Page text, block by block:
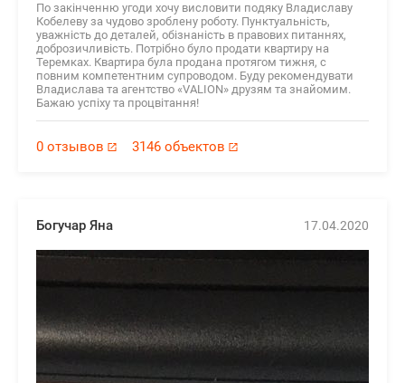
По закінченню угоди хочу висловити подяку Владиславу
Кобелеву за чудово зроблену роботу. Пунктуальність,
уважність до деталей, обізнаність в правових питаннях,
доброзичливість. Потрібно було продати квартиру на
Теремках. Квартира була продана протягом тижня, с
повним компетентним супроводом. Буду рекомендувати
Владислава та агентство «VALION» друзям та знайомим.
Бажаю успіху та процвітання!
0 отзывов 3146 объектов
Богучар Яна 17.04.2020